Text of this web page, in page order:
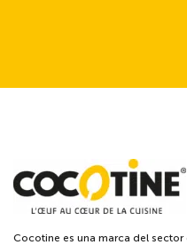
Cocotine es una marca del